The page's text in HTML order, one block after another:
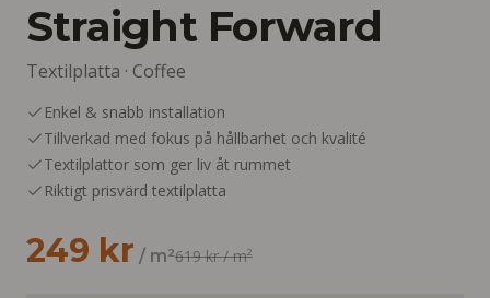
Straight Forward
Textilplatta · Coffee
Enkel & snabb installation
Tillverkad med fokus på hållbarhet och kvalité
Textilplattor som ger liv åt rummet
Riktigt prisvärd textilplatta
249 kr / m²619 kr/ m²